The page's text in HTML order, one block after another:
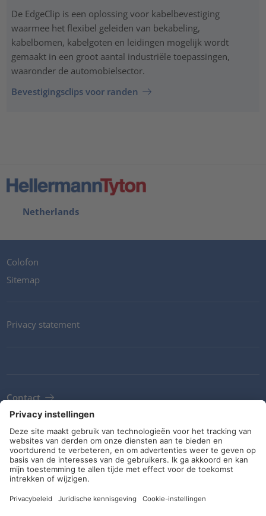
De EdgeClip is een oplossing voor kabelbevestiging
waarmee het flexibel geleiden van bekabeling,
kabelbomen, kabelgoten en leidingen mogelijk wordt
gemaakt in een groot aantal industriële toepassingen,
waaronder de automobielsector.
Bevestigingsclips voor randen
Netherlands
Colofon
Sitemap
Privacy statement
Contact
Newsletter
ALV
Richtlijnen en verplichtingen
Sociale media